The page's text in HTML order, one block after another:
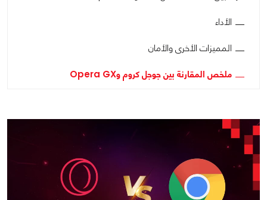
الأداء
المميزات الأخرى والأمان
ملخص المقارنة بين جوجل كروم وOpera GX